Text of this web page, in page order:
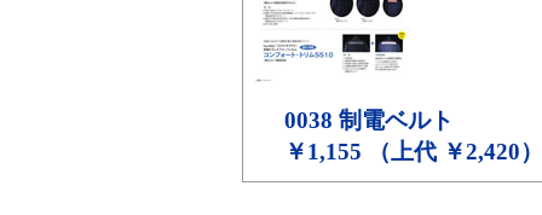
0038 制電ベルト
￥1,155 （上代 ￥2,420）